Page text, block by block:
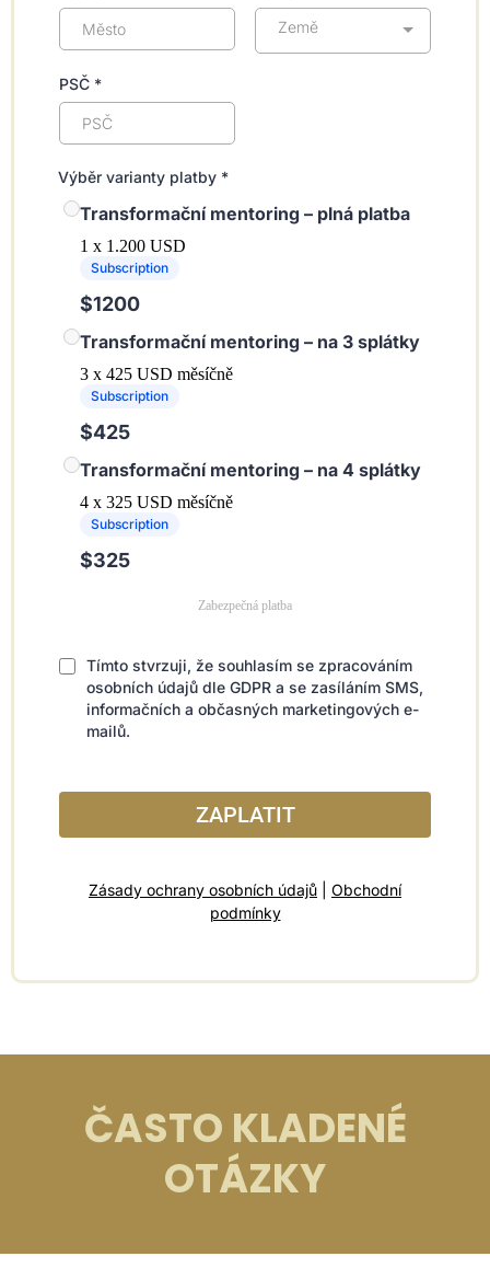
Země
PSČ *
Výběr varianty platby *
Transformační mentoring – plná platba
1 x 1.200 USD
Subscription
$1200
Transformační mentoring – na 3 splátky
3 x 425 USD měsíčně
Subscription
$425
Transformační mentoring – na 4 splátky
4 x 325 USD měsíčně
Subscription
$325
Zabezpečná platba
Tímto stvrzuji, že souhlasím se zpracováním
osobních údajů dle GDPR a se zasíláním SMS,
informačních a občasných marketingových e-
mailů.
ZAPLATIT
Zásady ochrany osobních údajů
Obchodní
podmínky
ČASTO KLADENÉ
OTÁZKY